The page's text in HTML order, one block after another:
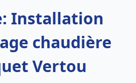
Installation
chaudière
Vertou